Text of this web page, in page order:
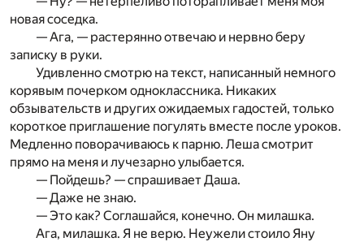
новая соседка.
— Ага, — растерянно отвечаю и нервно беру
записку в руки.
Удивленно смотрю на текст, написанный немного
корявым почерком одноклассника. Никаких
обзывательств и других ожидаемых гадостей, только
короткое приглашение погулять вместе после уроков.
Медленно поворачиваюсь к парню. Леша смотрит
прямо на меня и лучезарно улыбается.
— Пойдешь? — спрашивает Даша.
— Даже не знаю.
— Это как? Соглашайся, конечно. Он милашка.
Ага, милашка. Я не верю. Неужели стоило Яну